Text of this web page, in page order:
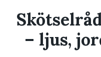
– ljus,